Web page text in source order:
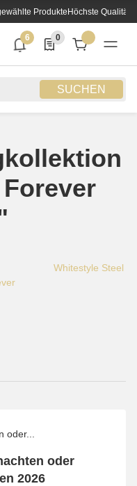
ProdukteHöchste Qualität
SUCHEN
6
6 neue Notifizierungen
0
0 Produkte in der
Whitestyle Steel
oder
2026